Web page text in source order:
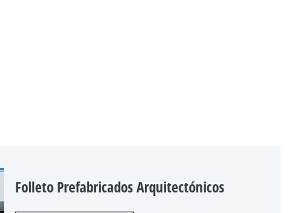
Folleto Prefabricados Arquitectónicos